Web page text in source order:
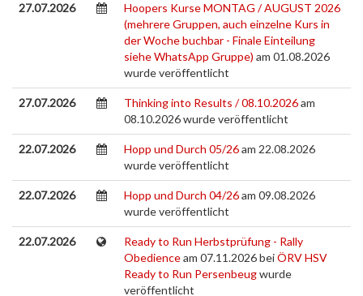
27.07.2026
Hoopers Kurse MONTAG / AUGUST 2026
(mehrere Gruppen, auch einzelne Kurs in
der Woche buchbar - Finale Einteilung
siehe WhatsApp Gruppe) am 01.08.2026
wurde veröffentlicht
27.07.2026 Thinking into Results / 08.10.2026am
08.10.2026 wurde veröffentlicht
22.07.2026 Hopp und Durch 05/26am 22.08.2026
wurde veröffentlicht
22.07.2026 Hopp und Durch 04/26am 09.08.2026
wurde veröffentlicht
22.07.2026
Ready to Run Herbstprüfung - Rally
Obedienceam 07.11.2026 beiÖRV HSV
Ready to Run Persenbeugwurde
veröffentlicht